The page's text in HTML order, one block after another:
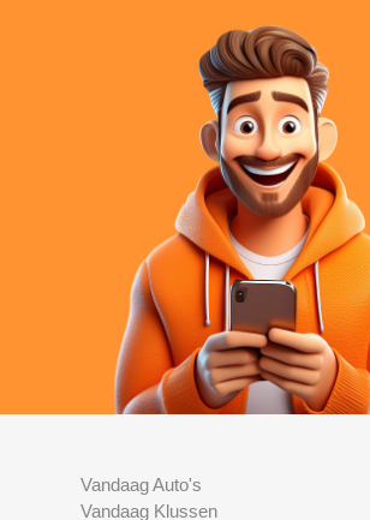
Vandaag Auto's
Vandaag Klussen